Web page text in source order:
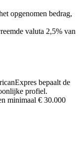
opgenomen bedrag,
valuta 2,5% van
bepaalt de
profiel.
minimaal € 30.000